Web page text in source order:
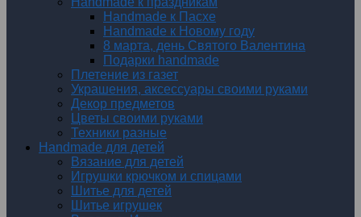
Handmade к Пасхе
Handmade к Новому году
8 марта, день Святого Валентина
Подарки handmade
Плетение из газет
Украшения, аксессуары своими руками
Декор предметов
Цветы своими руками
Техники разные
Handmade для детей
Вязание для детей
Игрушки крючком и спицами
Шитье для детей
Шитье игрушек